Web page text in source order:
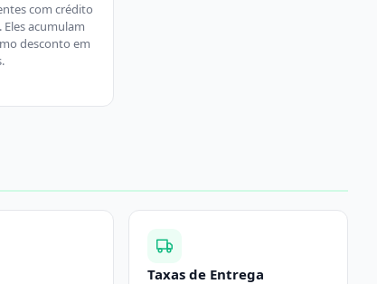
com crédito
acumulam
desconto em
Taxas de Entrega